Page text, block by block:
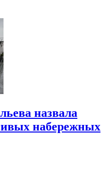
назвала
набережных